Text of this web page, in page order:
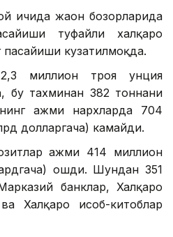
ичида жаҳон бозорларида
туфайли халқаро
кузатилмоқда.
миллион троя унция
бу тахминан 382 тоннани
ҳажми нархларда 704
долларгача) камайди.
ҳажми 414 миллион
ошди. Шундан 351
банклар, Халқаро
Халқаро ҳисоб-китоблар